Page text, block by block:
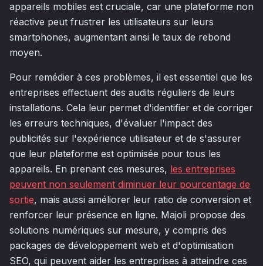
appareils mobiles est cruciale, car une plateforme non
réactive peut frustrer les utilisateurs sur leurs
smartphones, augmentant ainsi le taux de rebond
moyen.
Pour remédier à ces problèmes, il est essentiel que les
entreprises effectuent des audits réguliers de leurs
installations. Cela leur permet d'identifier et de corriger
les erreurs techniques, d'évaluer l'impact des
publicités sur l'expérience utilisateur et de s'assurer
que leur plateforme est optimisée pour tous les
appareils. En prenant ces mesures, les entreprises
peuvent non seulement diminuer leur pourcentage de
sortie, mais aussi améliorer leur ratio de conversion et
renforcer leur présence en ligne. Majoli propose des
solutions numériques sur mesure, y compris des
packages de développement web et d'optimisation
SEO, qui peuvent aider les entreprises à atteindre ces